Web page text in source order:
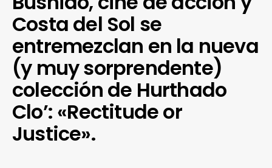
Costa del Sol se
entremezclan en la nueva
(y muy sorprendente)
colección de Hurthado
Clo’: «Rectitude or
Justice».